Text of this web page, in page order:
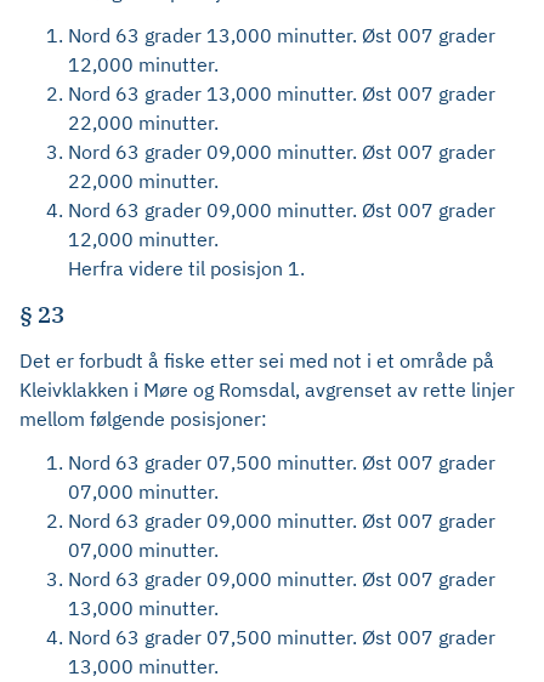
Nord 63 grader 13,000 minutter. Øst 007 grader
12,000 minutter.
Nord 63 grader 13,000 minutter. Øst 007 grader
22,000 minutter.
Nord 63 grader 09,000 minutter. Øst 007 grader
22,000 minutter.
Nord 63 grader 09,000 minutter. Øst 007 grader
12,000 minutter.
Herfra videre til posisjon 1.
§ 23
Det er forbudt å fiske etter sei med not i et område på
Kleivklakken i Møre og Romsdal, avgrenset av rette linjer
mellom følgende posisjoner:
Nord 63 grader 07,500 minutter. Øst 007 grader
07,000 minutter.
Nord 63 grader 09,000 minutter. Øst 007 grader
07,000 minutter.
Nord 63 grader 09,000 minutter. Øst 007 grader
13,000 minutter.
Nord 63 grader 07,500 minutter. Øst 007 grader
13,000 minutter.